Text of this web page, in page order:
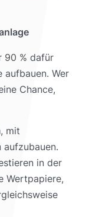
90 % dafür
Wer
Chance,
mit
aufzubauen.
in der
Wertpapiere,